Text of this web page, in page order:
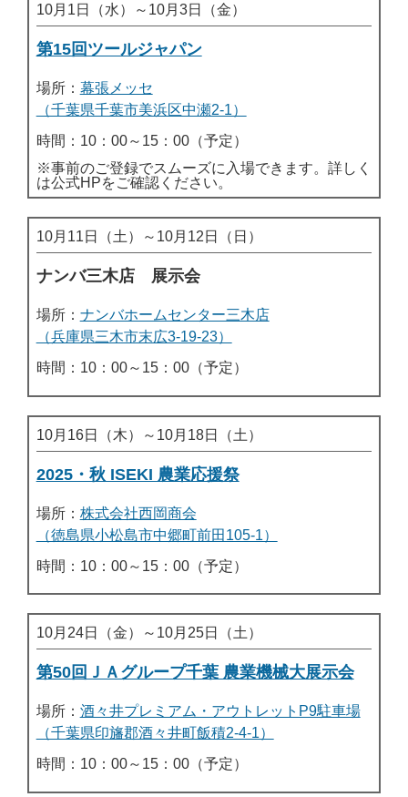
10月1日（水）～10月3日（金）
第15回ツールジャパン
場所： 幕張メッセ
（千葉県千葉市美浜区中瀬2-1）
時間：10：00～15：00（予定）
※事前のご登録でスムーズに入場できます。詳しく
は公式HPをご確認ください。
10月11日（土）～10月12日（日）
ナンバ三木店 展示会
場所： ナンバホームセンター三木店
（兵庫県三木市末広3-19-23）
時間：10：00～15：00（予定）
10月16日（木）～10月18日（土）
2025・秋 ISEKI 農業応援祭
場所： 株式会社西岡商会
（徳島県小松島市中郷町前田105-1）
時間：10：00～15：00（予定）
10月24日（金）～10月25日（土）
第50回ＪＡグループ千葉 農業機械大展示会
場所： 酒々井プレミアム・アウトレットP9駐車場
（千葉県印旛郡酒々井町飯積2-4-1）
時間：10：00～15：00（予定）